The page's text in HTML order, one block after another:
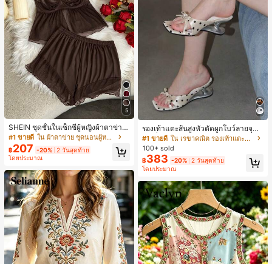
5
SHEIN ชุดชั้นในเซ็กซี่ผู้หญิงผ้าตาข่าย
มีโครงคัพบาง
#1 ขายดี ใน ผ้าตาข่าย ชุดนอนผู้หญิง
฿207 -20% 2 วันสุดท้าย
โดยประมาณ
รองเท้าแตะส้นสูงหัวตัดผูกโบว์ลายจุดส
ายเดี่ยวส้นไม่สมมาตรสำหรับผู้หญิง, รอ
งเท้าแตะส้นสูงหนังเทียมสีขาวหรูหรา
สำหรับฤดูร้อน
#1 ขายดี
ใน เรขาคณิต รองเท้าแตะส้นสูงผู้หญิง
100+ sold
฿383 -20% 2 วันสุดท้าย
โดยประมาณ